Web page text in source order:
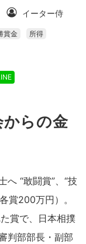
イーター侍
賞金
所得
からの金
へ “敢闘賞”、“技
賞200万円）。
賞で、日本相撲
判部部長・副部